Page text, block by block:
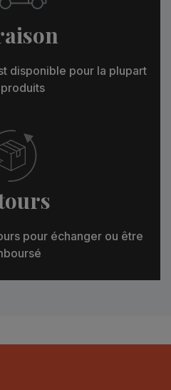
disponible pour la plupart
pour échanger ou être